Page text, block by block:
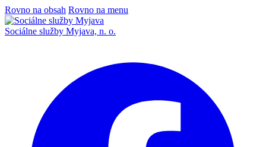
Rovno na obsah Rovno na menu
Sociálne služby Myjava, n. o.